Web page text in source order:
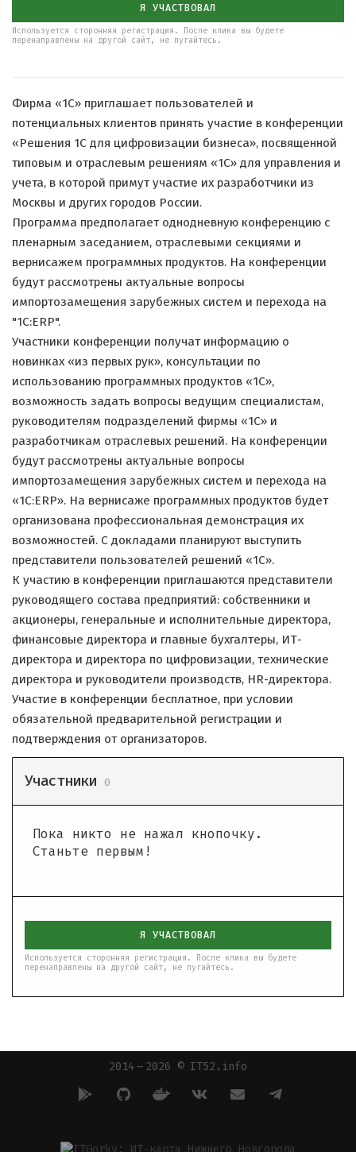
Я УЧАСТВОВАЛ
Используется сторонняя регистрация. После клика вы будете
перенаправлены на другой сайт, не пугайтесь.
Фирма «1С» приглашает пользователей и
потенциальных клиентов принять участие в конференции
«Решения 1С для цифровизации бизнеса», посвященной
типовым и отраслевым решениям «1С» для управления и
учета, в которой примут участие их разработчики из
Москвы и других городов России.
Программа предполагает однодневную конференцию с
пленарным заседанием, отраслевыми секциями и
вернисажем программных продуктов. На конференции
будут рассмотрены актуальные вопросы
импортозамещения зарубежных систем и перехода на
"1С:ERP".
Участники конференции получат информацию о
новинках «из первых рук», консультации по
использованию программных продуктов «1С»,
возможность задать вопросы ведущим специалистам,
руководителям подразделений фирмы «1С» и
разработчикам отраслевых решений. На конференции
будут рассмотрены актуальные вопросы
импортозамещения зарубежных систем и перехода на
«1С:ERP». На вернисаже программных продуктов будет
организована профессиональная демонстрация их
возможностей. С докладами планируют выступить
представители пользователей решений «1С».
К участию в конференции приглашаются представители
руководящего состава предприятий: собственники и
акционеры, генеральные и исполнительные директора,
финансовые директора и главные бухгалтеры, ИТ-
директора и директора по цифровизации, технические
директора и руководители производств, HR-директора.
Участие в конференции бесплатное, при условии
обязательной предварительной регистрации и
подтверждения от организаторов.
Участники 0
Пока никто не нажал кнопочку.
Станьте первым!
Я УЧАСТВОВАЛ
Используется сторонняя регистрация. После клика вы будете
перенаправлены на другой сайт, не пугайтесь.
2014 — 2026 © IT52.info